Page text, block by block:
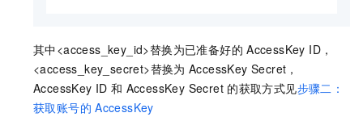
其中<access_key_id>替换为已准备好的 AccessKey ID，
<access_key_secret>替换为 AccessKey Secret，
AccessKey ID 和 AccessKey Secret 的获取方式见步骤二：
获取账号的 AccessKey